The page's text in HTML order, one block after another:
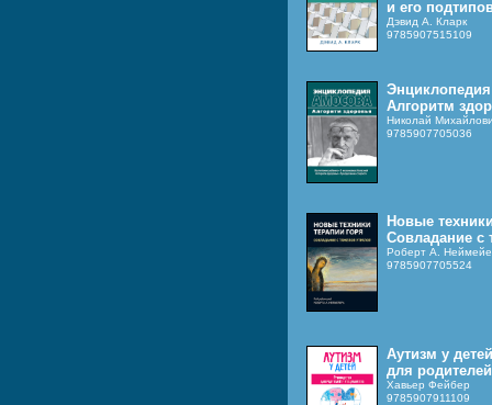
и его
Дэвид А. Кларк
9785907515109
Алгоритм
Николай
9785907705036
Новые
Совладание с
Роберт А.
9785907705524
Аутизм у
для
Хавьер Фейбер
9785907911109